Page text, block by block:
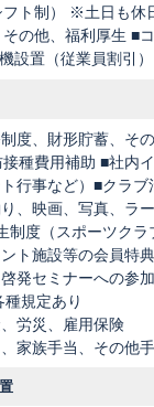
ト制） ※土日も休
の他、福利厚生 ■
設置（従業員割引
度、財形貯蓄、そ
種費用補助 ■社内
行事など）■クラブ
、映画、写真、ラ
制度（スポーツク
ト施設等の会員特
発セミナーへの参
規定あり
労災、雇用保険
家族手当、その他